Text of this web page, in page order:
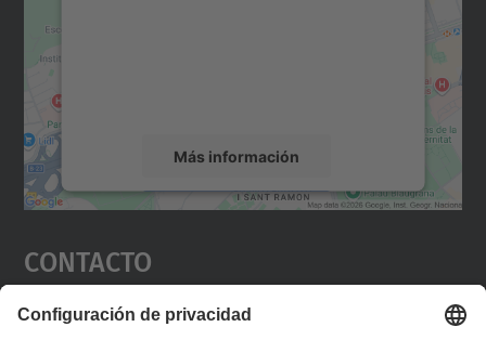
Más información
Aceptar
powered by
Contacto
Editad en la página "Contacto personalizado", que